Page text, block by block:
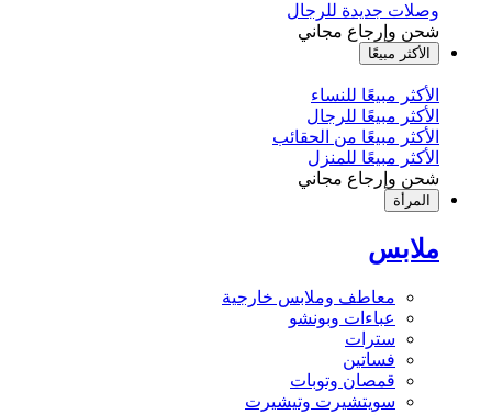
وصلات جديدة للرجال
شحن وإرجاع مجاني
الأكثر مبيعًا
الأكثر مبيعًا للنساء
الأكثر مبيعًا للرجال
الأكثر مبيعًا من الحقائب
الأكثر مبيعًا للمنزل
شحن وإرجاع مجاني
المرأة
ملابس
معاطف وملابس خارجية
عباءات وبونشو
سترات
فساتين
قمصان وتوبات
سويتشيرت وتيشيرت